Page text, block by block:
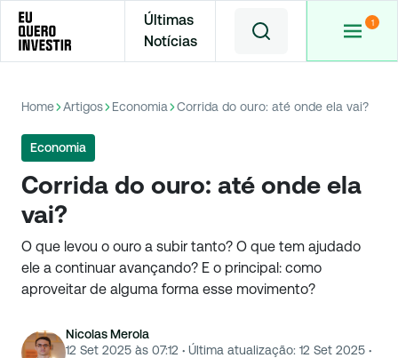
Últimas
Notícias
Home Artigos Economia Corrida do ouro: até onde ela vai?
Economia
Corrida do ouro: até onde ela
vai?
O que levou o ouro a subir tanto? O que tem ajudado
ele a continuar avançando? E o principal: como
aproveitar de alguma forma esse movimento?
Nicolas Merola
12 Set 2025 às 07:12 · Última atualização: 12 Set 2025 ·